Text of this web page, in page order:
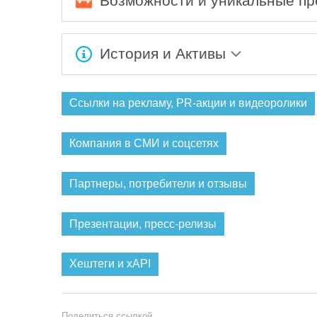
История и Активы
Ссылки на рекламу, PR-акции и видеоролики
Компания в СМИ и соцсетях
Партнеры, потребители и отзывы
Презентации, пресс-релизы
Хештеги и xAPI